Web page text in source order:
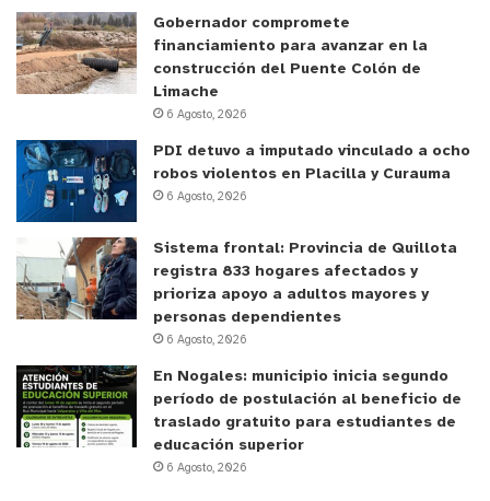
Gobernador compromete
financiamiento para avanzar en la
construcción del Puente Colón de
Limache
6 Agosto, 2026
PDI detuvo a imputado vinculado a ocho
robos violentos en Placilla y Curauma
6 Agosto, 2026
Sistema frontal: Provincia de Quillota
registra 833 hogares afectados y
prioriza apoyo a adultos mayores y
personas dependientes
6 Agosto, 2026
En Nogales: municipio inicia segundo
período de postulación al beneficio de
traslado gratuito para estudiantes de
educación superior
6 Agosto, 2026